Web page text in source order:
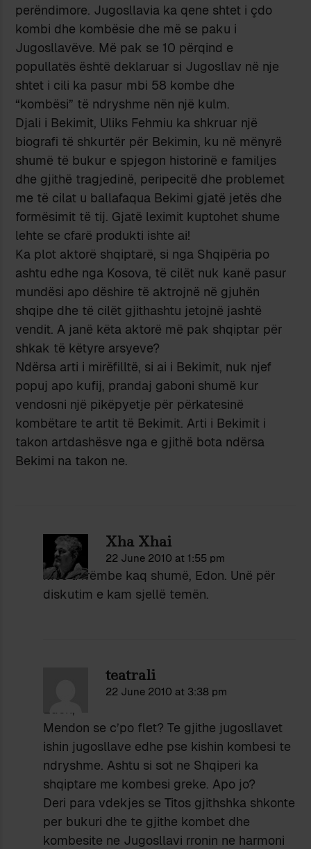
perëndimore. Jugosllavia ka qene shtet i çdo
kombi dhe kombësie dhe më se paku i
Jugosllavëve. Më pak se 10 përqind e
popullatës është deklaruar si Jugosllav në nje
shtet i cili ka pasur mbi 58 kombe dhe
“kombësi” të ndryshme nën një kulm.
Djali i Bekimit, Uliks Fehmiu ka shkruar një
biografi të shkurtër për Bekimin, ku në mënyrë
shumë të bukur e spjegon historinë e familjes
dhe gjithë tragjedinë, peripecitë dhe problemet
me të cilat u ballafaqua Bekimi gjatë jetës dhe
formësimit të tij. Gjatë leximit kuptohet shume
lehte se cfarë produkti ishte ai!
Ka plot aktorë shqiptarë, si nga Shqipëria po
ashtu edhe nga Kosova, të cilët nuk kanë pasur
mundësi apo dëshire të aktrojnë në gjuhën
shqipe dhe të cilët gjithashtu jetojnë jashtë
vendit. A janë këta aktorë më pak shqiptar për
shkak të këtyre arsyeve?
Ndërsa arti i mirëfilltë, si ai i Bekimit, nuk njef
popuj apo kufij, prandaj gaboni shumë kur
vendosni një pikëpyetje për përkatesinë
kombëtare te artit të Bekimit. Arti i Bekimit i
takon artdashësve nga e gjithë bota ndërsa
Bekimi na takon ne.
Xha Xhai
22 June 2010 at 1:55 pm
Mos u rrëmbe kaq shumë, Edon. Unë për
diskutim e kam sjellë temën.
teatrali
22 June 2010 at 3:38 pm
Edon,
Mendon se c’po flet? Te gjithe jugosllavet
ishin jugosllave edhe pse kishin kombesi te
ndryshme. Ashtu si sot ne Shqiperi ka
shqiptare me kombesi greke. Apo jo?
Deri para vdekjes se Titos gjithshka shkonte
per bukuri dhe te gjithe kombet dhe
kombesite ne Jugosllavi rronin ne harmoni